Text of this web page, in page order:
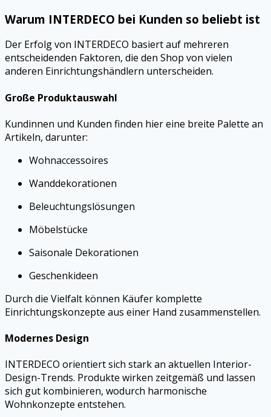
Warum INTERDECO bei Kunden so beliebt ist
Der Erfolg von INTERDECO basiert auf mehreren
entscheidenden Faktoren, die den Shop von vielen
anderen Einrichtungshändlern unterscheiden.
Große Produktauswahl
Kundinnen und Kunden finden hier eine breite Palette an
Artikeln, darunter:
Wohnaccessoires
Wanddekorationen
Beleuchtungslösungen
Möbelstücke
Saisonale Dekorationen
Geschenkideen
Durch die Vielfalt können Käufer komplette
Einrichtungskonzepte aus einer Hand zusammenstellen.
Modernes Design
INTERDECO orientiert sich stark an aktuellen Interior-
Design-Trends. Produkte wirken zeitgemäß und lassen
sich gut kombinieren, wodurch harmonische
Wohnkonzepte entstehen.